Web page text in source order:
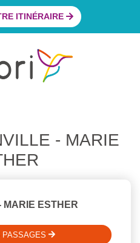
ITINÉRAIRE
- MARIE
MARIE ESTHER
PASSAGES